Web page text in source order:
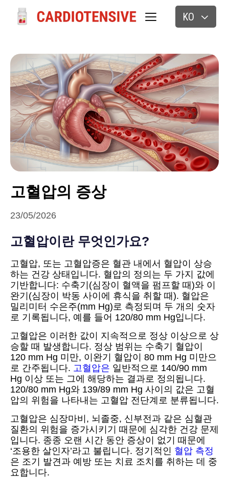
KO
고혈압의 증상
23/05/2026
고혈압이란 무엇인가요?
고혈압, 또는 고혈압증은 혈관 내에서 혈압이 상승
하는 건강 상태입니다. 혈압의 정의는 두 가지 값에
기반합니다: 수축기(심장이 혈액을 펌프할 때)와 이
완기(심장이 박동 사이에 휴식을 취할 때). 혈압은
밀리미터 수은주(mm Hg)로 측정되며 두 개의 숫자
로 기록됩니다, 예를 들어 120/80 mm Hg입니다.
고혈압은 이러한 값이 지속적으로 정상 이상으로 상
승할 때 발생합니다. 정상 범위는 수축기 혈압이
120 mm Hg 미만, 이완기 혈압이 80 mm Hg 미만으
로 간주됩니다. 고혈압은 일반적으로 140/90 mm
Hg 이상 또는 그에 해당하는 결과로 정의됩니다.
120/80 mm Hg와 139/89 mm Hg 사이의 값은 고혈
압의 위험을 나타내는 고혈압 전단계로 분류됩니다.
고혈압은 심장마비, 뇌졸중, 신부전과 같은 심혈관
질환의 위험을 증가시키기 때문에 심각한 건강 문제
입니다. 종종 오랜 시간 동안 증상이 없기 때문에
‘조용한 살인자’라고 불립니다. 정기적인 혈압 측정
은 조기 발견과 예방 또는 치료 조치를 취하는 데 중
요합니다.